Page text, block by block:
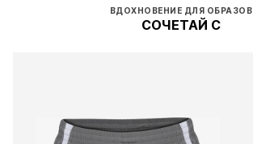
ВДОХНОВЕНИЕ ДЛЯ ОБРАЗОВ
СОЧЕТАЙ С